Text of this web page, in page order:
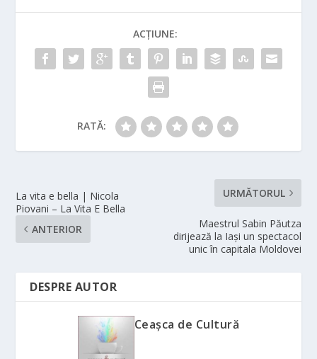
ACȚIUNE:
RATĂ:
La vita e bella | Nicola
Piovani – La Vita E Bella
ANTERIOR
URMĂTORUL
Maestrul Sabin Păutza
dirijează la Iaşi un spectacol
unic în capitala Moldovei
DESPRE AUTOR
Ceașca de Cultură